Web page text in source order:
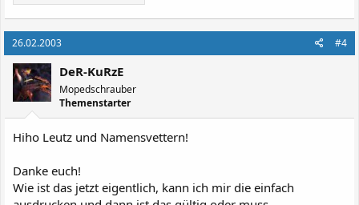
26.02.2003 #4
DeR-KuRzE
Mopedschrauber
Themenstarter
Hiho Leutz und Namensvettern!
Danke euch!
Wie ist das jetzt eigentlich, kann ich mir die einfach